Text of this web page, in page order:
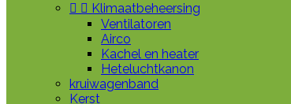
  Klimaatbeheersing
Ventilatoren
Airco
Kachel en heater
Heteluchtkanon
kruiwagenband
Kerst